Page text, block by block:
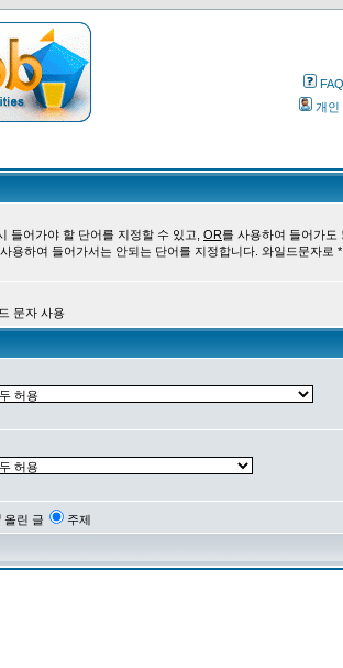
FAQ
개인
들어가야 할 단어를 지정할 수 있고, OR를 사용하여 들어가도
용하여 들어가서는 안되는 단어를 지정합니다. 와일드문자로
문자 사용
올린 글 주제